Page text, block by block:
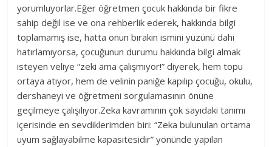
yorumluyorlar.Eğer öğretmen çocuk hakkında bir fikre
sahip değil ise ve ona rehberlik ederek, hakkında bilgi
toplamamış ise, hatta onun bırakın ismini yüzünü dahi
hatırlamıyorsa, çocuğunun durumu hakkında bilgi almak
isteyen veliye “zeki ama çalışmıyor!” diyerek, hem topu
ortaya atıyor, hem de velinin paniğe kapılıp çocuğu, okulu,
dershaneyi ve öğretmeni sorgulamasının önüne
geçilmeye çalışılıyor.Zeka kavramının çok sayıdaki tanımı
içerisinde en sevdiklerimden biri: “Zeka bulunulan ortama
uyum sağlayabilme kapasitesidir” yönünde yapılan